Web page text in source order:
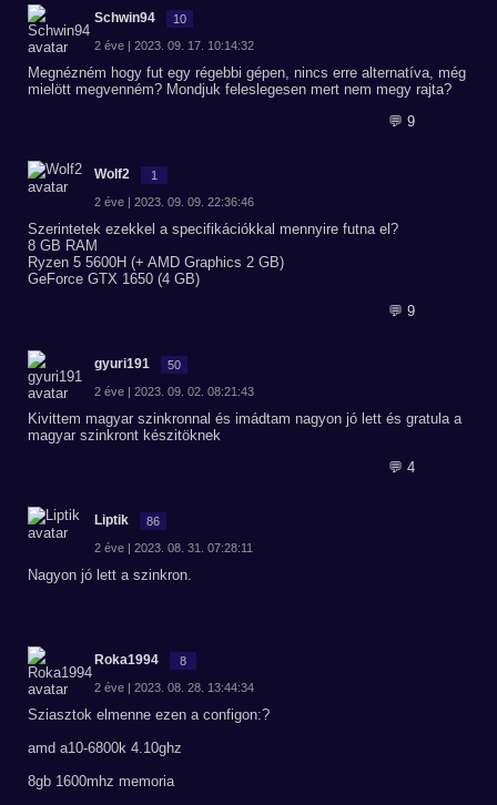
Schwin94 10
2 éve | 2023. 09. 17. 10:14:32
Megnézném hogy fut egy régebbi gépen, nincs erre alternatíva, még
mielött megvenném? Mondjuk feleslegesen mert nem megy rajta?
💬 9
Wolf2 1
2 éve | 2023. 09. 09. 22:36:46
Szerintetek ezekkel a specifikációkkal mennyire futna el?
8 GB RAM
Ryzen 5 5600H (+ AMD Graphics 2 GB)
GeForce GTX 1650 (4 GB)
💬 9
gyuri191 50
2 éve | 2023. 09. 02. 08:21:43
Kivittem magyar szinkronnal és imádtam nagyon jó lett és gratula a
magyar szinkront készitöknek
💬 4
Liptik 86
2 éve | 2023. 08. 31. 07:28:11
Nagyon jó lett a szinkron.
Roka1994 8
2 éve | 2023. 08. 28. 13:44:34
Sziasztok elmenne ezen a configon:?
amd a10-6800k 4.10ghz
8gb 1600mhz memoria